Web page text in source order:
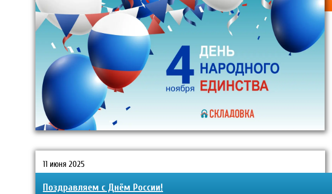
11 июня 2025
Поздравляем с Днём России!